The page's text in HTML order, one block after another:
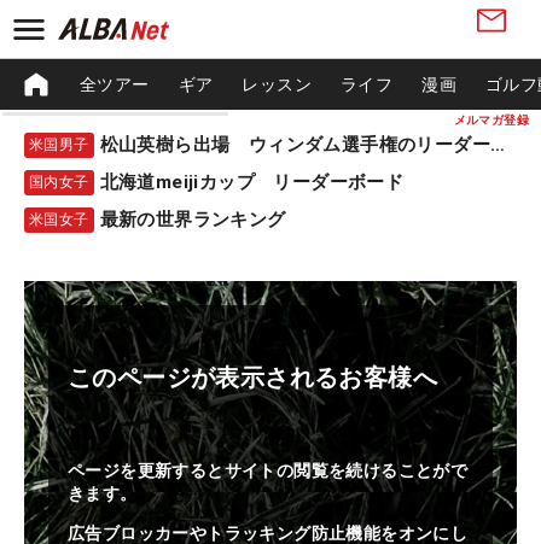
メルマガ登録
全ツアー ギア レッスン ライフ 漫画 ゴル
米国男子 松山英樹ら出場 ウィンダム選手権のリーダーボード
国内女子 北海道meijiカップ リーダーボード
米国女子 最新の世界ランキング
このページが表示されるお客様へ
ページを更新するとサイトの閲覧を続けることがで
きます。
広告ブロッカーやトラッキング防止機能をオンにし